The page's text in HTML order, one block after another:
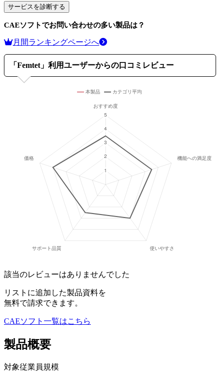
サービスを診断する
CAEソフトでお問い合わせの多い製品は？
月間ランキングページへ
「 Femtet 」利用ユーザーからの口コミレビュー
該当のレビューはありませんでした
リストに追加した製品資料を
無料で請求できます。
CAEソフト 一覧はこちら
製品概要
対象従業員規模